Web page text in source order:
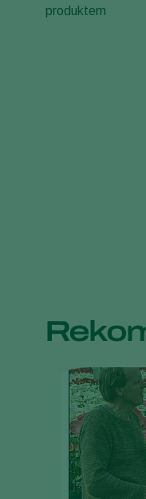
produktem